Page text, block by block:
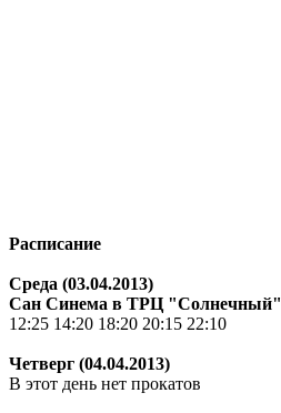
Расписание
Среда (03.04.2013)
Сан Синема в ТРЦ "Солнечный"
12:25 14:20 18:20 20:15 22:10
Четверг (04.04.2013)
В этот день нет прокатов